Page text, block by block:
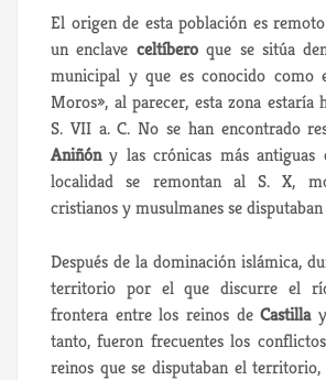
El origen de esta población es
un enclave celtíberoque se sitúa
municipal y que es conocido como
Moros», al parecer, esta zona estaría
S. VII a. C. No se han encontrado
Aniñóny las crónicas más antiguas
localidad se remontan al S. X,
cristianos y musulmanes se
Después de la dominación islámica,
territorio por el que discurre el
frontera entre los reinos deCastillay
tanto, fueron frecuentes los
reinos que se disputaban el